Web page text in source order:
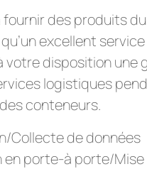
fournir des produits
excellent
votre disposition une
logistiques
conteneurs.
Collecte de données
en porte-à porte/Mise